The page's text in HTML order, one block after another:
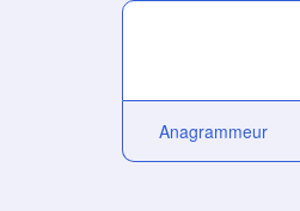
Anagrammeur